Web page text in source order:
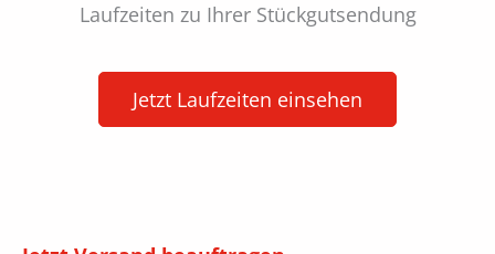
Laufzeiten zu Ihrer Stückgutsendung
Jetzt Laufzeiten einsehen